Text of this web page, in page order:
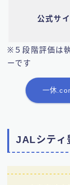
公式サ
※５段階評価は
ーです
一休
JALシティ